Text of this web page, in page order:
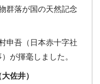
群落が国の天然記念
申吾（日本赤十字社
が揮毫しました。
佐井）